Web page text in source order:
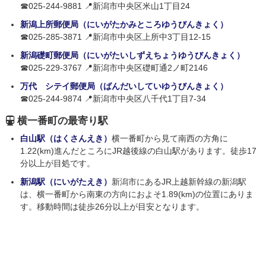
☎025-244-9881 📍新潟市中央区米山1丁目24
新潟上所郵便局（にいがたかみところゆうびんきょく）
☎025-285-3871 📍新潟市中央区上所中3丁目12-15
新潟礎町郵便局（にいがたいしずえちょうゆうびんきょく）
☎025-229-3767 📍新潟市中央区礎町通2ノ町2146
万代 シテイ郵便局（ばんだいしていゆうびんきょく）
☎025-244-9874 📍新潟市中央区八千代1丁目7-34
横一番町の最寄り駅
白山駅（はくさんえき） 横一番町から見て南西の方角に
1.22(km)進んだところにJR越後線の白山駅があります。徒歩17
分以上が目処です。
新潟駅（にいがたえき） 新潟市にあるJR上越新幹線の新潟駅
は、横一番町から南東の方向におよそ1.89(km)の位置にありま
す。移動時間は徒歩26分以上が目安となります。